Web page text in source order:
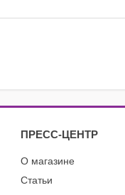
ПРЕСС-ЦЕНТР
О магазине
Статьи